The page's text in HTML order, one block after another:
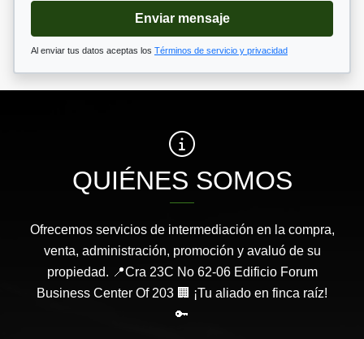
Enviar mensaje
Al enviar tus datos aceptas los Términos de servicio y privacidad
QUIÉNES SOMOS
Ofrecemos servicios de intermediación en la compra,
venta, administración, promoción y avaluó de su
propiedad. 📍Cra 23C No 62-06 Edificio Forum
Business Center Of 203 🏢 ¡Tu aliado en finca raíz!
🔑